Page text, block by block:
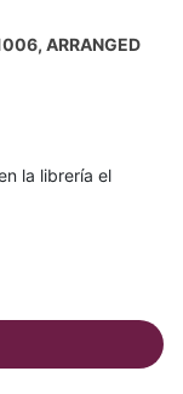
ARRANGED
la librería el